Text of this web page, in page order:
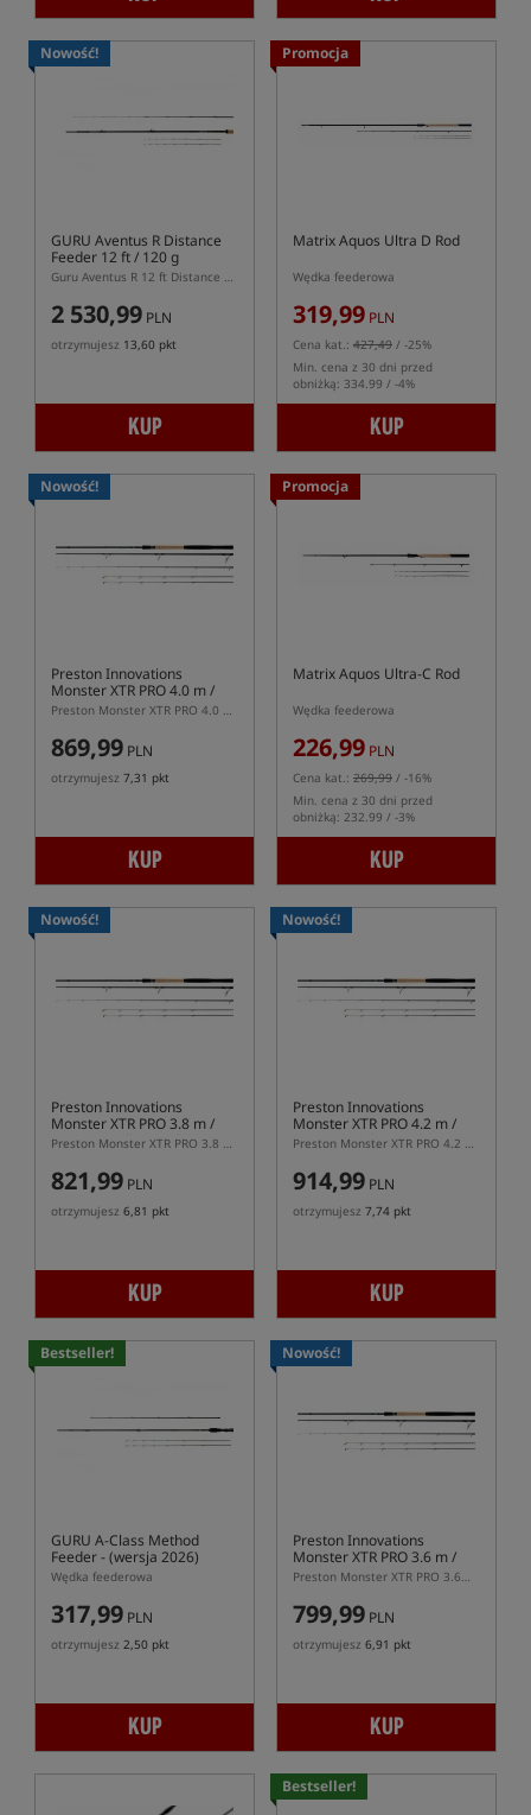
Nowość!
GURU Aventus R Distance
Feeder 12 ft / 120 g
Guru Aventus R 12 ft Distance Feeder 120 g – wędka feederowa dalekiego zasięgu
2 530,99 PLN
otrzymujesz 13,60 pkt
KUP
Promocja
Matrix Aquos Ultra D Rod
Wędka feederowa
319,99 PLN
Cena kat.: 427,49 / -25%
Min. cena z 30 dni przed
obniżką: 334.99 / -4%
KUP
Nowość!
Preston Innovations
Monster XTR PRO 4.0 m /
200 g- Wędka Feederowa Preston Monster XTR PRO 4.0 m 200 g – mocna wędka feederowa do ekstremalnego dystansu
869,99 PLN
otrzymujesz 7,31 pkt
KUP
Promocja
Matrix Aquos Ultra-C Rod
Wędka feederowa
226,99 PLN
Cena kat.: 269,99 / -16%
Min. cena z 30 dni przed
obniżką: 232.99 / -3%
KUP
Nowość!
Preston Innovations
Monster XTR PRO 3.8 m /
175 g- Wędka Feederowa Preston Monster XTR PRO 3.8 m 175 g – uniwersalna wędka feederowa do dużych koszyków feederowych
821,99 PLN
otrzymujesz 6,81 pkt
KUP
Nowość!
Preston Innovations
Monster XTR PRO 4.2 m /
225 g- Wędka Feederowa Preston Monster XTR PRO 4.2 m 225 g – najmocniejsza wędka feederowa do ekstremalnego dystansu
914,99 PLN
otrzymujesz 7,74 pkt
KUP
Bestseller!
GURU A-Class Method
Feeder- (wersja 2026)
Wędka feederowa
317,99 PLN
otrzymujesz 2,50 pkt
KUP
Nowość!
Preston Innovations
Monster XTR PRO 3.6 m /
175 g- Wędka FeederowaPreston Monster XTR PRO 3.6m / 175g – mocna wędka feederowa do dalekich rzutów
799,99 PLN
otrzymujesz 6,91 pkt
KUP
Bestseller!